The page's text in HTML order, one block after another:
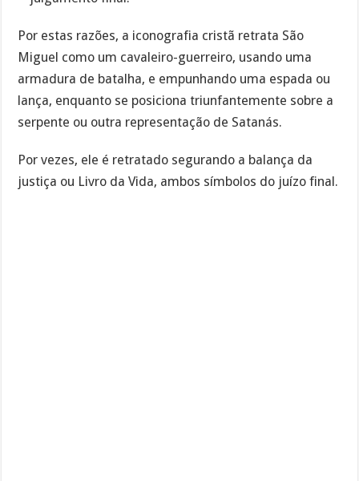
Por estas razões, a iconografia cristã retrata São
Miguel como um cavaleiro-guerreiro, usando uma
armadura de batalha, e empunhando uma espada ou
lança, enquanto se posiciona triunfantemente sobre a
serpente ou outra representação de Satanás.
Por vezes, ele é retratado segurando a balança da
justiça ou Livro da Vida, ambos símbolos do juízo final.